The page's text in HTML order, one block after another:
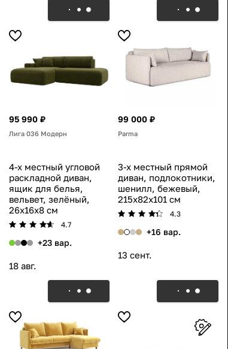
95 990 ₽
Лига 036 Модерн
4-х местный угловой
раскладной диван,
ящик для белья,
вельвет, зелёный,
26x16x8 см
4.7
+23 вар.
18 авг.
99 000 ₽
Parma
3-х местный прямой
диван, подлокотники,
шенилл, бежевый,
215x82x101 см
4.3
+16 вар.
13 сент.